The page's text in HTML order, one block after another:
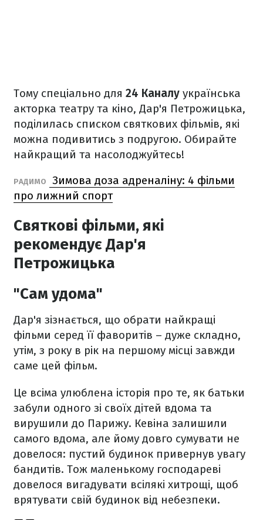
Тому спеціально для 24 Каналу українська
акторка театру та кіно, Дар'я Петрожицька,
поділилась списком святкових фільмів, які
можна подивитись з подругою. Обирайте
найкращий та насолоджуйтесь!
РАДИМО
Зимова доза адреналіну: 4 фільми
про лижний спорт
Святкові фільми, які
рекомендує Дар'я
Петрожицька
"Сам удома"
Дар'я зізнається, що обрати найкращі
фільми серед її фаворитів – дуже складно,
утім, з року в рік на першому місці завжди
саме цей фільм.
Це всіма улюблена історія про те, як батьки
забули одного зі своїх дітей вдома та
вирушили до Парижу. Кевіна залишили
самого вдома, але йому довго сумувати не
довелося: пустий будинок привернув увагу
бандитів. Тож маленькому господареві
довелося вигадувати всілякі хитрощі, щоб
врятувати свій будинок від небезпеки.